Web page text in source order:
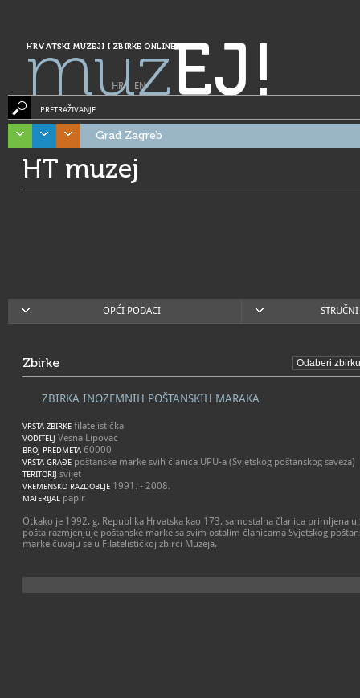
HRVATSKI MUZEJI I ZBIRKE ONLINE
muzEJ!
HR| EN
PRETRAŽIVANJE
Grad Zagreb
HT muzej
OPĆI PODACI
Zbirke
ZBIRKA INOZEMNIH POŠTANSKIH MARAKA
VRSTA ZBIRKE filatelistička
VODITELJ Vesna Lipovac
BROJ PREDMETA 60000
VRSTA GRAĐE poštanske marke svih članica UPU-a (Svjetskog poštanskog saveza)
TERITORIJ svijet
VREMENSKO RAZDOBLJE 1991. - 2008.
MATERIJAL papir
Otkako je 1992. g. Republika Hrvatska kao 173. samostalna članica primljena u
pošta razmjenjuje poštanske marke sa svim ostalim članicama Svjetskog
marke čuvaju se u Filatelističkoj zbirci Muzeja.